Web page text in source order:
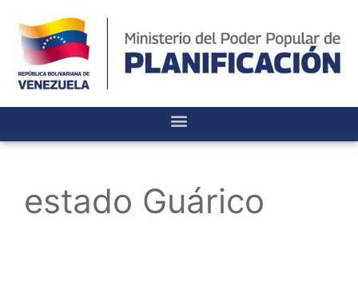
estado Guárico